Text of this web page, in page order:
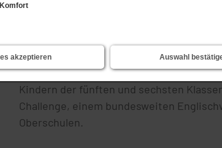
Komfort
akzeptieren Auswahl
Wieder spendierte die Gemeinde
Kindern der fünften und sechsten
Challenge, einem bundesweiten
Oberschulen.